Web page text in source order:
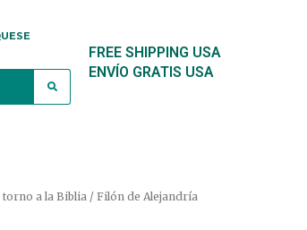
FREE SHIPPING USA
ENVÍO GRATIS USA
a la Biblia/ Filón de Alejandría